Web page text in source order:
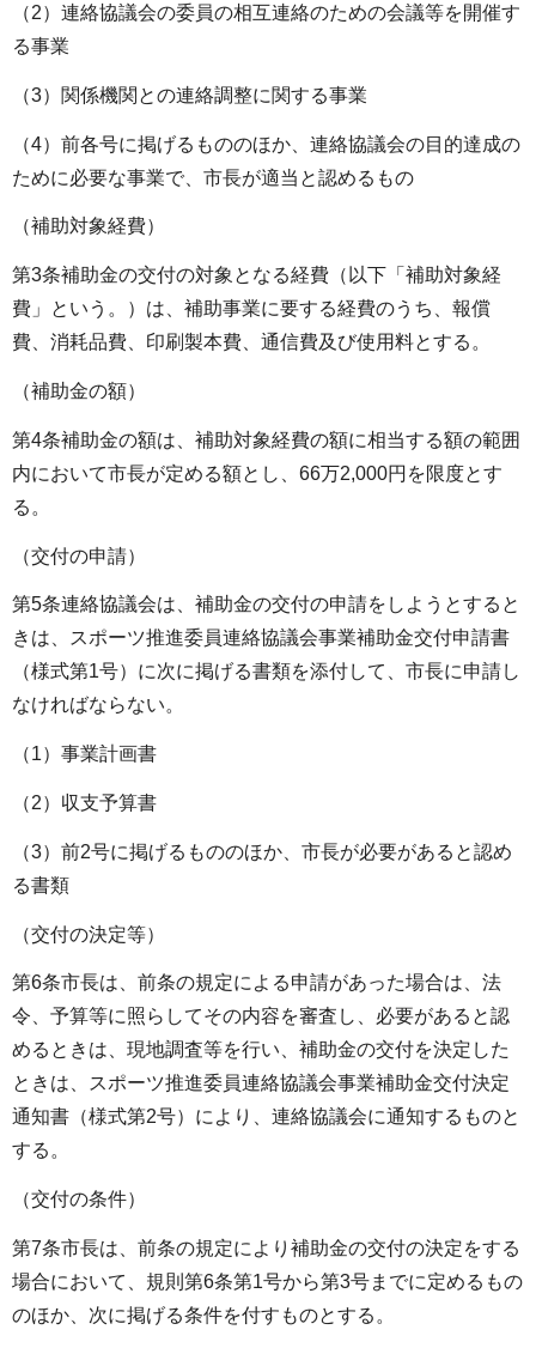
（2）連絡協議会の委員の相互連絡のための会議等を開催す
る事業
（3）関係機関との連絡調整に関する事業
（4）前各号に掲げるもののほか、連絡協議会の目的達成の
ために必要な事業で、市長が適当と認めるもの
（補助対象経費）
第3条補助金の交付の対象となる経費（以下「補助対象経
費」という。）は、補助事業に要する経費のうち、報償
費、消耗品費、印刷製本費、通信費及び使用料とする。
（補助金の額）
第4条補助金の額は、補助対象経費の額に相当する額の範囲
内において市長が定める額とし、66万2,000円を限度とす
る。
（交付の申請）
第5条連絡協議会は、補助金の交付の申請をしようとすると
きは、スポーツ推進委員連絡協議会事業補助金交付申請書
（様式第1号）に次に掲げる書類を添付して、市長に申請し
なければならない。
（1）事業計画書
（2）収支予算書
（3）前2号に掲げるもののほか、市長が必要があると認め
る書類
（交付の決定等）
第6条市長は、前条の規定による申請があった場合は、法
令、予算等に照らしてその内容を審査し、必要があると認
めるときは、現地調査等を行い、補助金の交付を決定した
ときは、スポーツ推進委員連絡協議会事業補助金交付決定
通知書（様式第2号）により、連絡協議会に通知するものと
する。
（交付の条件）
第7条市長は、前条の規定により補助金の交付の決定をする
場合において、規則第6条第1号から第3号までに定めるもの
のほか、次に掲げる条件を付すものとする。